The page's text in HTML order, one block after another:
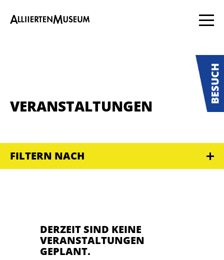
VERANSTALTUNGEN
FILTERN NACH
DERZEIT SIND KEINE
VERANSTALTUNGEN
GEPLANT.